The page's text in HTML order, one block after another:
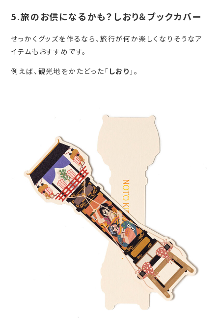
5.旅のお供になるかも？しおり＆ブックカバー
せっかくグッズを作るなら、旅行が何か楽しくなりそうなア
イテムもおすすめです。
例えば、観光地をかたどった「 しおり 」。